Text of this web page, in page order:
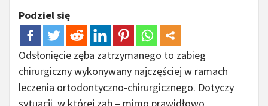
Podziel się
Odsłonięcie zęba zatrzymanego to zabieg
chirurgiczny wykonywany najczęściej w ramach
leczenia ortodontyczno-chirurgicznego. Dotyczy